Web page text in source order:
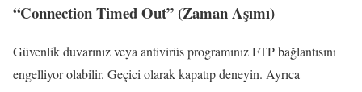
“Connection Timed Out” (Zaman Aşımı)
Güvenlik duvarınız veya antivirüs programınız FTP bağlantısını
engelliyor olabilir. Geçici olarak kapatıp deneyin. Ayrıca